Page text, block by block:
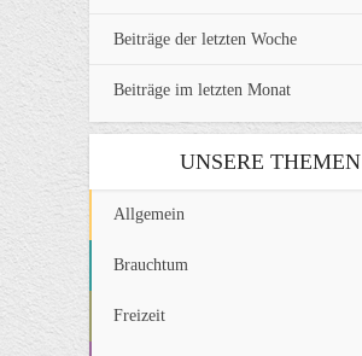
Beiträge der letzten Woche
Beiträge im letzten Monat
UNSERE THEMEN
Allgemein
Brauchtum
Freizeit